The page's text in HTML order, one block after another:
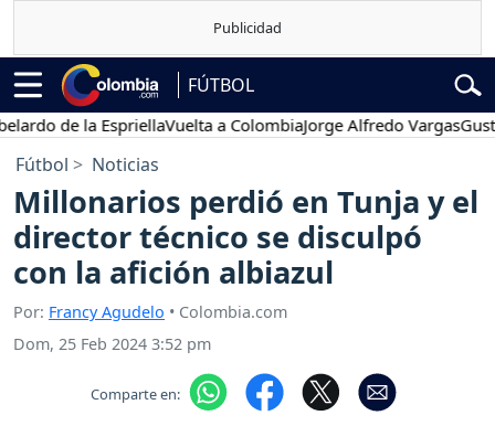
FÚTBOL
de la EspriellaVuelta a ColombiaJorge Alfredo VargasGustavo
Fútbol Noticias
Millonarios perdió en Tunja y el
director técnico se disculpó
con la afición albiazul
Por: Francy Agudelo • Colombia.com
Dom, 25 Feb 2024 3:52 pm
Comparte en: